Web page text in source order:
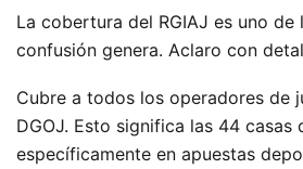
La cobertura del RGIAJ es uno
confusión genera. Aclaro con
Cubre a todos los operadores de
DGOJ. Esto significa las 44 casas
específicamente en apuestas